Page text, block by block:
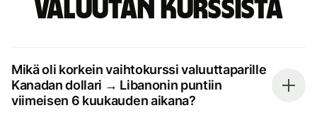
valuutan kurssista
Mikä oli korkein vaihtokurssi valuuttaparille
Kanadan dollari → Libanonin puntiin
viimeisen 6 kuukauden aikana?